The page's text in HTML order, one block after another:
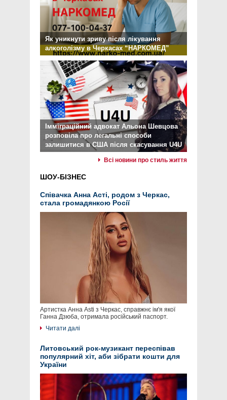
Як уникнути зриву після лікування
алкоголізму в Черкасах “НАРКОМЕД”
Імміграційний адвокат Альона Шевцова
розповіла про легальні способи
залишитися в США після скасування U4U
Всі новини про стиль життя
ШОУ-БІЗНЕС
Співачка Анна Асті, родом з Черкас,
стала громадянкою Росії
Артистка Анна Asti з Черкас, справжнє ім'я якої
Ганна Дзюба, отримала російський паспорт.
Читати далі
Литовський рок-музикант переспівав
популярний хіт, аби зібрати кошти для
України